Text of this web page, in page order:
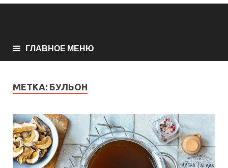
ГЛАВНОЕ МЕНЮ
МЕТКА: БУЛЬОН